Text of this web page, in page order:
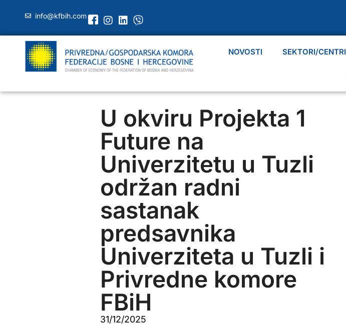
info@kfbih.com
NOVOSTI SEKTORI/CENTRI
U okviru Projekta 1
Future na
Univerzitetu u Tuzli
održan radni
sastanak
predsavnika
Univerziteta u Tuzli i
Privredne komore
FBiH
31/12/2025